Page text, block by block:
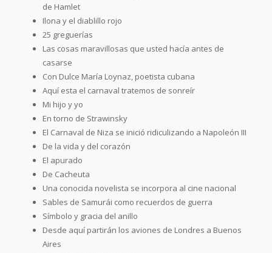
de Hamlet
Ilona y el diablillo rojo
25 greguerías
Las cosas maravillosas que usted hacía antes de
casarse
Con Dulce María Loynaz, poetista cubana
Aquí esta el carnaval tratemos de sonreír
Mi hijo y yo
En torno de Strawinsky
El Carnaval de Niza se inició ridiculizando a Napoleón III
De la vida y del corazón
El apurado
De Cacheuta
Una conocida novelista se incorpora al cine nacional
Sables de Samurái como recuerdos de guerra
Símbolo y gracia del anillo
Desde aquí partirán los aviones de Londres a Buenos
Aires